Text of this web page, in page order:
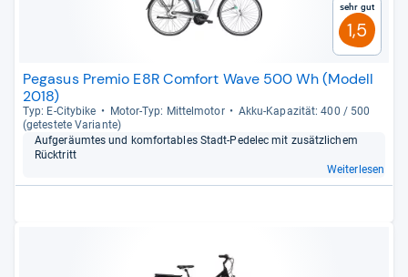
Sehr gut
1,5
Pegasus Premio E8R Comfort Wave 500 Wh (Modell
2018)
Typ: E-​City­bike Motor-​Typ: Mit­tel­mo­tor
Akku-​Kapa­zi­tät: 400 / 500
(getes­tete Vari­ante)
Auf­ge­räum­tes und kom­for­ta­bles Stadt-​Pede­lec mit zusätz­li­chem
Rück­tritt
Weiterlesen